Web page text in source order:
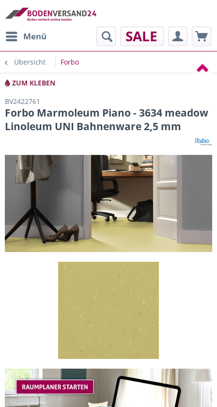
Menü SALE
Übersicht Forbo
ZUM KLEBEN
BV2422761
Forbo Marmoleum Piano - 3634 meadow
Linoleum UNI Bahnenware 2,5 mm